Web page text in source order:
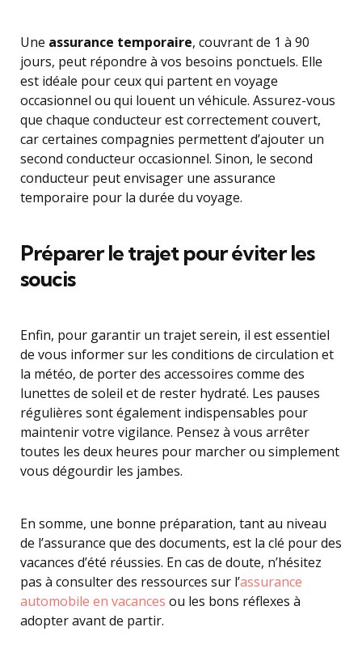
Une assurance temporaire, couvrant de 1 à 90
jours, peut répondre à vos besoins ponctuels. Elle
est idéale pour ceux qui partent en voyage
occasionnel ou qui louent un véhicule. Assurez-vous
que chaque conducteur est correctement couvert,
car certaines compagnies permettent d’ajouter un
second conducteur occasionnel. Sinon, le second
conducteur peut envisager une assurance
temporaire pour la durée du voyage.
Préparer le trajet pour éviter les
soucis
Enfin, pour garantir un trajet serein, il est essentiel
de vous informer sur les conditions de circulation et
la météo, de porter des accessoires comme des
lunettes de soleil et de rester hydraté. Les pauses
régulières sont également indispensables pour
maintenir votre vigilance. Pensez à vous arrêter
toutes les deux heures pour marcher ou simplement
vous dégourdir les jambes.
En somme, une bonne préparation, tant au niveau
de l’assurance que des documents, est la clé pour des
vacances d’été réussies. En cas de doute, n’hésitez
pas à consulter des ressources sur l’assurance
automobile en vacances ou les bons réflexes à
adopter avant de partir.